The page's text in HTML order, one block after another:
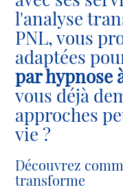
l'analyse
PNL, vous
adaptées
par hypnose
vous déjà
approches
vie ?
Découvrez
transforme